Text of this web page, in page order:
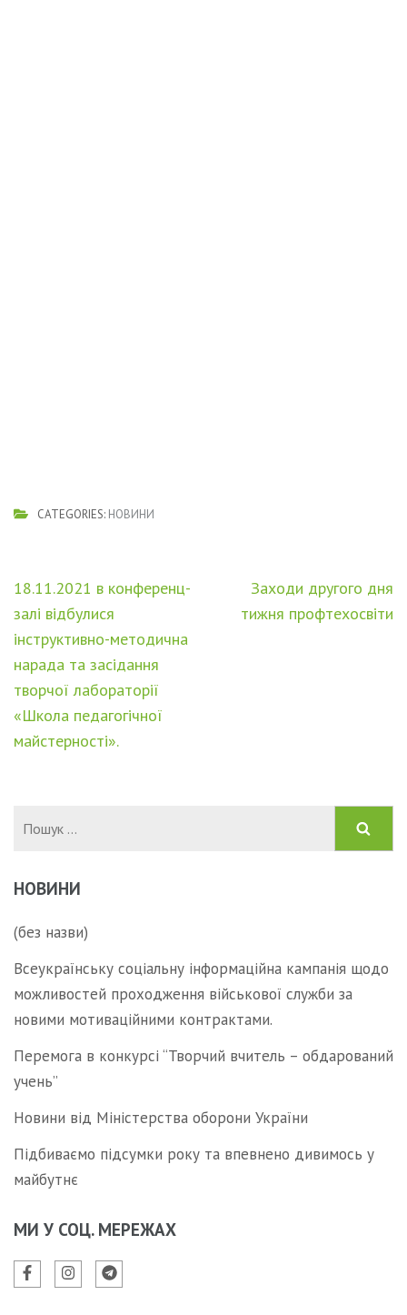
CATEGORIES: НОВИНИ
Навігація
записів
18.11.2021 в конференц-
залі відбулися
інструктивно-методична
нарада та засідання
творчої лабораторії
«Школа педагогічної
майстерності».
Заходи другого дня
тижня профтехосвіти
НОВИНИ
(без назви)
Всеукраїнську соціальну інформаційна кампанія щодо
можливостей проходження військової служби за
новими мотиваційними контрактами.
Перемога в конкурсі “Творчий вчитель – обдарований
учень”
Новини від Міністерства оборони України
Підбиваємо підсумки року та впевнено дивимось у
майбутнє
МИ У СОЦ. МЕРЕЖАХ